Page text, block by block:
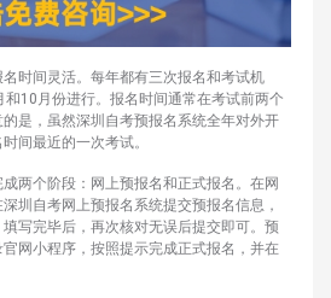
时间灵活。每年都有三次报名和考试机
10月份进行。报名时间通常在考试前两个
是，虽然深圳自考预报名系统全年对外开
间最近的一次考试。
两个阶段：网上预报名和正式报名。在网
圳自考网上预报名系统提交预报名信息，
写完毕后，再次核对无误后提交即可。预
网小程序，按照提示完成正式报名，并在